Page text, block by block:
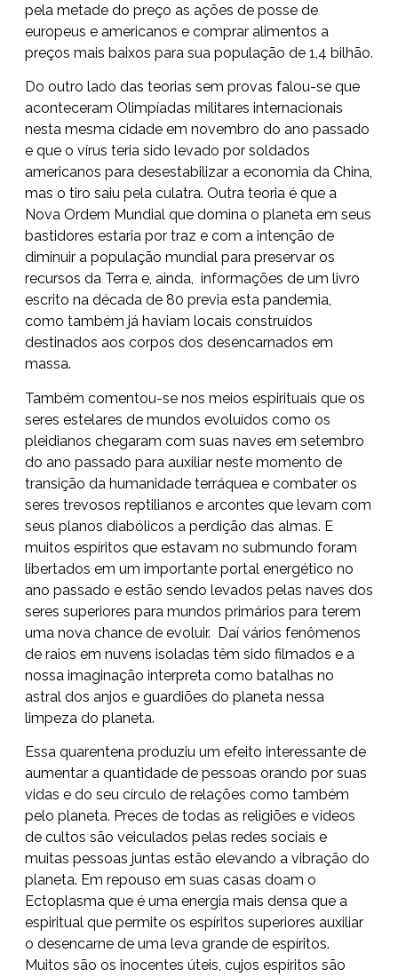
pela metade do preço as ações de posse de
europeus e americanos e comprar alimentos a
preços mais baixos para sua população de 1,4 bilhão.
Do outro lado das teorias sem provas falou-se que
aconteceram Olimpíadas militares internacionais
nesta mesma cidade em novembro do ano passado
e que o vírus teria sido levado por soldados
americanos para desestabilizar a economia da China,
mas o tiro saiu pela culatra. Outra teoria é que a
Nova Ordem Mundial que domina o planeta em seus
bastidores estaria por traz e com a intenção de
diminuir a população mundial para preservar os
recursos da Terra e, ainda, informações de um livro
escrito na década de 80 previa esta pandemia,
como também já haviam locais construídos
destinados aos corpos dos desencarnados em
massa.
Também comentou-se nos meios espirituais que os
seres estelares de mundos evoluídos como os
pleidianos chegaram com suas naves em setembro
do ano passado para auxiliar neste momento de
transição da humanidade terráquea e combater os
seres trevosos reptilianos e arcontes que levam com
seus planos diabólicos a perdição das almas. E
muitos espíritos que estavam no submundo foram
libertados em um importante portal energético no
ano passado e estão sendo levados pelas naves dos
seres superiores para mundos primários para terem
uma nova chance de evoluir. Daí vários fenômenos
de raios em nuvens isoladas têm sido filmados e a
nossa imaginação interpreta como batalhas no
astral dos anjos e guardiões do planeta nessa
limpeza do planeta.
Essa quarentena produziu um efeito interessante de
aumentar a quantidade de pessoas orando por suas
vidas e do seu círculo de relações como também
pelo planeta. Preces de todas as religiões e vídeos
de cultos são veiculados pelas redes sociais e
muitas pessoas juntas estão elevando a vibração do
planeta. Em repouso em suas casas doam o
Ectoplasma que é uma energia mais densa que a
espiritual que permite os espíritos superiores auxiliar
o desencarne de uma leva grande de espíritos.
Muitos são os inocentes úteis, cujos espíritos são